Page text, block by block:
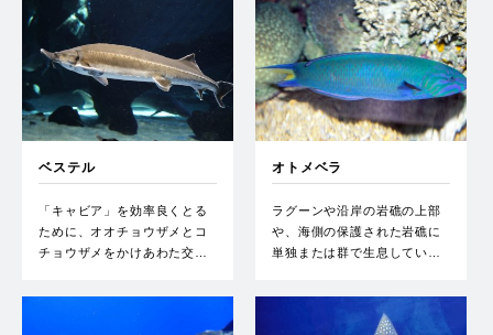
ベステル
「キャビア」を効率良くとる
ために、オオチョウザメとコ
チョウザメをかけあわた交…
オトメベラ
ラグーンや沿岸の岩礁の上部
や、海側の保護された岩礁に
単独または群で生息してい…